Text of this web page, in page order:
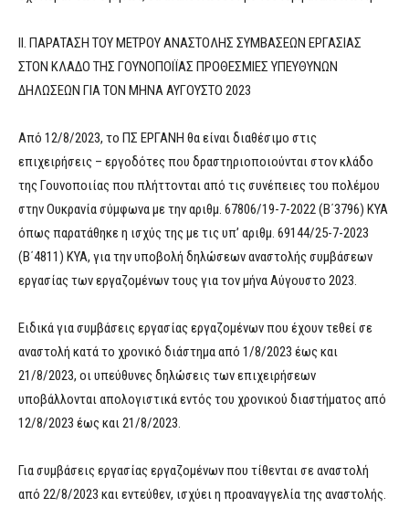
ΙΙ. ΠΑΡΑΤΑΣΗ ΤΟΥ ΜΕΤΡΟΥ ΑΝΑΣΤΟΛΗΣ ΣΥΜΒΑΣΕΩΝ ΕΡΓΑΣΙΑΣ
ΣΤΟΝ ΚΛΑΔΟ ΤΗΣ ΓΟΥΝΟΠΟΙΪΑΣ ΠΡΟΘΕΣΜΙΕΣ ΥΠΕΥΘΥΝΩΝ
ΔΗΛΩΣΕΩΝ ΓΙΑ ΤΟΝ ΜΗΝΑ ΑΥΓΟΥΣΤΟ 2023
Από 12/8/2023, το ΠΣ ΕΡΓΑΝΗ θα είναι διαθέσιμο στις
επιχειρήσεις – εργοδότες που δραστηριοποιούνται στον κλάδο
της Γουνοποιίας που πλήττονται από τις συνέπειες του πολέμου
στην Ουκρανία σύμφωνα με την αριθμ. 67806/19-7-2022 (Β΄3796) ΚΥΑ
όπως παρατάθηκε η ισχύς της με τις υπ’ αριθμ. 69144/25-7-2023
(Β΄4811) ΚΥΑ, για την υποβολή δηλώσεων αναστολής συμβάσεων
εργασίας των εργαζομένων τους για τον μήνα Αύγουστο 2023.
Ειδικά για συμβάσεις εργασίας εργαζομένων που έχουν τεθεί σε
αναστολή κατά το χρονικό διάστημα από 1/8/2023 έως και
21/8/2023, οι υπεύθυνες δηλώσεις των επιχειρήσεων
υποβάλλονται απολογιστικά εντός του χρονικού διαστήματος από
12/8/2023 έως και 21/8/2023.
Για συμβάσεις εργασίας εργαζομένων που τίθενται σε αναστολή
από 22/8/2023 και εντεύθεν, ισχύει η προαναγγελία της αναστολής.